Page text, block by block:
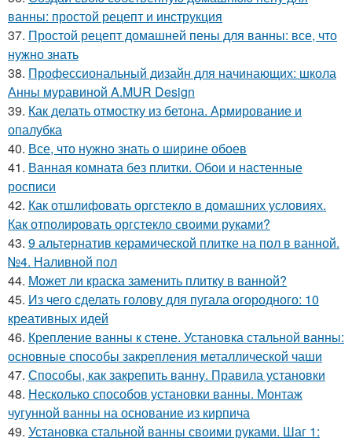
ванны: простой рецепт и инструкция
37. Простой рецепт домашней пены для ванны: все, что
нужно знать
38. Профессиональный дизайн для начинающих: школа
Анны муравиной A.MUR Design
39. Как делать отмостку из бетона. Армирование и
опалубка
40. Все, что нужно знать о ширине обоев
41. Ванная комната без плитки. Обои и настенные
росписи
42. Как отшлифовать оргстекло в домашних условиях.
Как отполировать оргстекло своими руками?
43. 9 альтернатив керамической плитке на пол в ванной.
№4. Наливной пол
44. Может ли краска заменить плитку в ванной?
45. Из чего сделать голову для пугала огородного: 10
креативных идей
46. Крепление ванны к стене. Установка стальной ванны:
основные способы закрепления металлической чаши
47. Способы, как закрепить ванну. Правила установки
48. Несколько способов установки ванны. Монтаж
чугунной ванны на основание из кирпича
49. Установка стальной ванны своими руками. Шаг 1: